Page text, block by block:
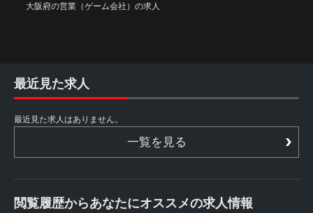
大阪府の営業（ゲーム会社）の求人
最近見た求人
最近見た求人はありません。
一覧を見る
閲覧履歴からあなたにオススメの求人情報